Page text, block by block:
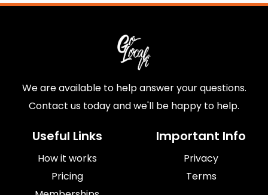
We are available to help answer your questions.
Contact us today and we'll be happy to help.
Useful Links
How it works
Pricing
Important Info
Privacy
Terms